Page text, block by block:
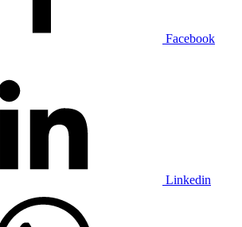
Facebook
Linkedin